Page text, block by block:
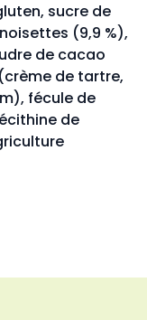
sucre de
(9,9 %),
de cacao
de tartre,
fécule de
de